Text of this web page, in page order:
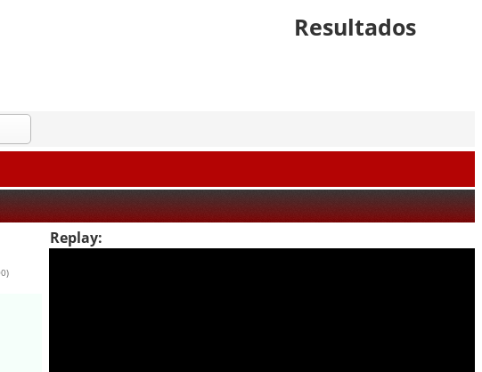
Resultados
Replay: